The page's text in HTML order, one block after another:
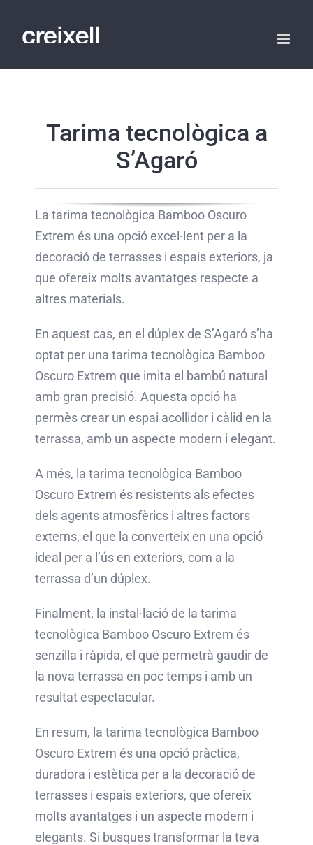
Tarima tecnològica a
S’Agaró
La tarima tecnològica Bamboo Oscuro
Extrem és una opció excel·lent per a la
decoració de terrasses i espais exteriors, ja
que ofereix molts avantatges respecte a
altres materials.
En aquest cas, en el dúplex de S’Agaró s’ha
optat per una tarima tecnològica Bamboo
Oscuro Extrem que imita el bambú natural
amb gran precisió. Aquesta opció ha
permès crear un espai acollidor i càlid en la
terrassa, amb un aspecte modern i elegant.
A més, la tarima tecnològica Bamboo
Oscuro Extrem és resistents als efectes
dels agents atmosfèrics i altres factors
externs, el que la converteix en una opció
ideal per a l’ús en exteriors, com a la
terrassa d’un dúplex.
Finalment, la instal·lació de la tarima
tecnològica Bamboo Oscuro Extrem és
senzilla i ràpida, el que permetrà gaudir de
la nova terrassa en poc temps i amb un
resultat espectacular.
En resum, la tarima tecnològica Bamboo
Oscuro Extrem és una opció pràctica,
duradora i estètica per a la decoració de
terrasses i espais exteriors, que ofereix
molts avantatges i un aspecte modern i
elegants. Si busques transformar la teva